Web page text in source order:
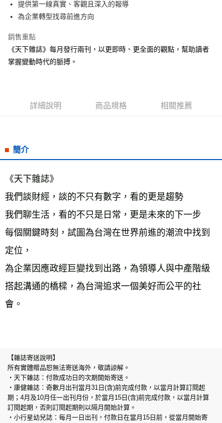
悠遊付
運送方式
宅配
免運費
離島宅配
每筆NT$200，滿NT$99,999(含以上)免運費
海外叢書運費
雜誌海外運費 查看運費
數位商品海外免運 查看運費
提供第一線真實、客觀且深入的報導
為企業轉型找尋前進方向
銷售重點
《天下雜誌》每月發行兩刊，以更即時、更全面的觀點，幫助讀者
掌握變動時代的脈搏。
詳細說明 商品規格 相關推薦
簡介
《天下雜誌》
我們談財經，談的不只有數字，看的更是趨勢
我們聊生活，看的不只是日常，更是未來的下一步
每個關鍵時刻，試圖為台灣在世界前進的潮流中找到
定位，
為企業因應政經巨變找到出路，為領導人與中產階級
搭起溝通的橋樑，為台灣追求一個美好而公平的社
會。
【雜誌寄送說明】
所有實體贈品恕無法寄送海外，敬請諒解。
‧天下雜誌：付款成功日的次期開始寄送。
‧康健雜誌：奇數月出刊當月31日(含)前完成付款，以當月計算訂閱起
期；4月及10月任一出刊月份，於當月15日(含)前完成付款，以當月計算
訂閱起期，否則訂閱起期則以隔月開始計算。
‧小行星幼兒誌：每月一日出刊，付款日在當月15日前，從當月開始寄